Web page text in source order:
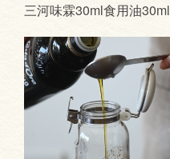
三河味霖30ml食用油30ml